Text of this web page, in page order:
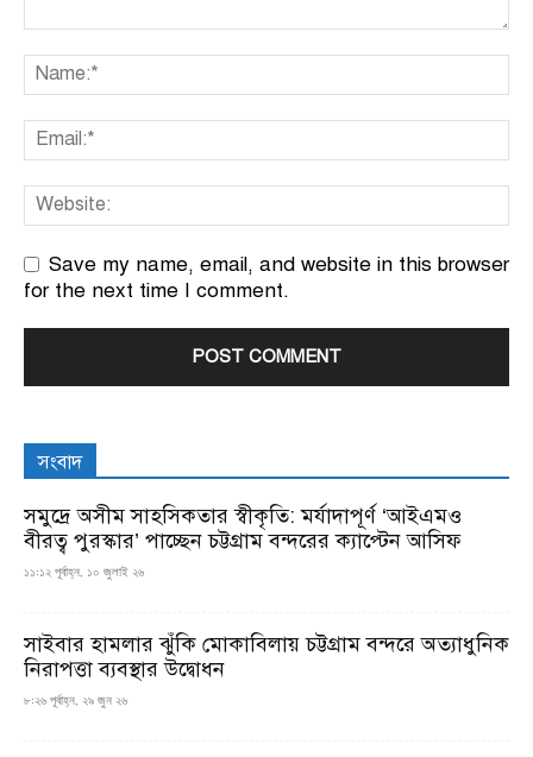
Save my name, email, and website in this browser
for the next time I comment.
সংবাদ
সমুদ্রে অসীম সাহসিকতার স্বীকৃতি: মর্যাদাপূর্ণ ‘আইএমও
বীরত্ব পুরস্কার’ পাচ্ছেন চট্টগ্রাম বন্দরের ক্যাপ্টেন আসিফ
১১:১২ পূর্বাহ্ন, ১০ জুলাই ২৬
সাইবার হামলার ঝুঁকি মোকাবিলায় চট্টগ্রাম বন্দরে অত্যাধুনিক
নিরাপত্তা ব্যবস্থার উদ্বোধন
৮:২৬ পূর্বাহ্ন, ২৯ জুন ২৬